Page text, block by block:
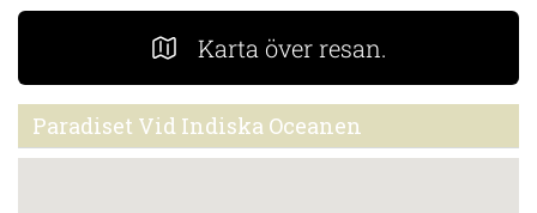
Karta över resan.